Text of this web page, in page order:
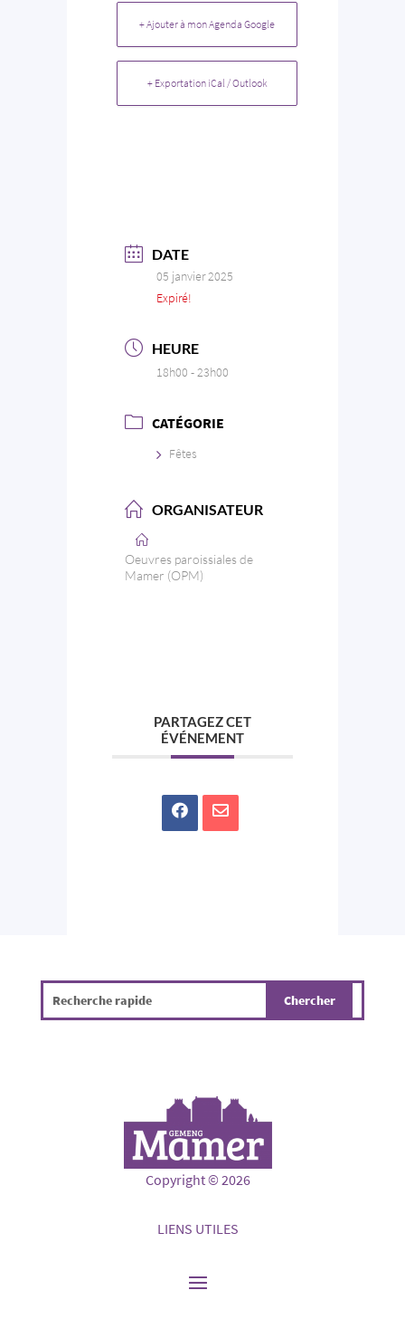
+ Ajouter à mon Agenda Google
+ Exportation iCal / Outlook
DATE
05 janvier 2025
Expiré!
HEURE
18h00 - 23h00
CATÉGORIE
Fêtes
ORGANISATEUR
Oeuvres paroissiales de
Mamer (OPM)
PARTAGEZ CET
ÉVÉNEMENT
Copyright © 2026
LIENS UTILES